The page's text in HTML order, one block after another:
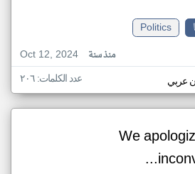
Politics
Oct 12, 2024
منذ سنة
عربي عدد الكلمات: ٢٠٦
We